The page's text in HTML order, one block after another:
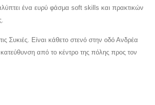
ένα ευρύ φάσμα soft skills και πρακτικών
Συκιές. Είναι κάθετο στενό στην οδό Ανδρέα
από το κέντρο της πόλης προς τον